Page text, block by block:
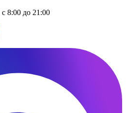
с 8:00 до 21:00